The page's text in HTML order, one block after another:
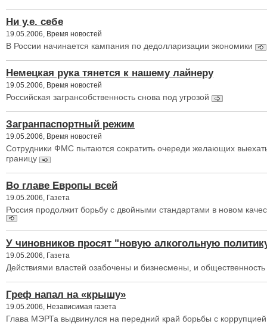
Ни у.е. себе
19.05.2006, Время новостей
В России начинается кампания по дедолларизации экономики
Немецкая рука тянется к нашему лайнеру
19.05.2006, Время новостей
Российская загрансобственность снова под угрозой
Загранпаспортный режим
19.05.2006, Время новостей
Сотрудники ФМС пытаются сократить очереди желающих
границу
Во главе Европы всей
19.05.2006, Газета
Россия продолжит борьбу с двойными стандартами в новом
У чиновников просят "новую алкогольную
19.05.2006, Газета
Действиями властей озабочены и бизнесмены, и общественность
Греф напал на «крышу»
19.05.2006, Независимая газета
Глава МЭРТа выдвинулся на передний край борьбы с коррупцией